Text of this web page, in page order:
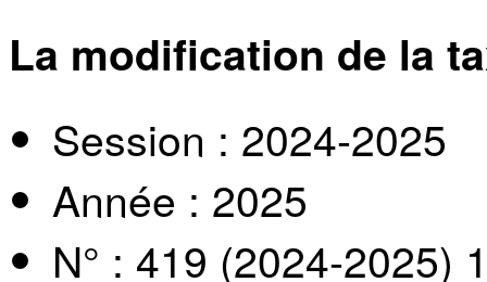
La modification de la
Session : 2024-2025
Année : 2025
N° : 419 (2024-2025)